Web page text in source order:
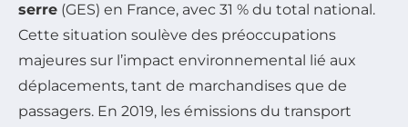
serre (GES) en France, avec 31 % du total national.
Cette situation soulève des préoccupations
majeures sur l’impact environnemental lié aux
déplacements, tant de marchandises que de
passagers. En 2019, les émissions du transport